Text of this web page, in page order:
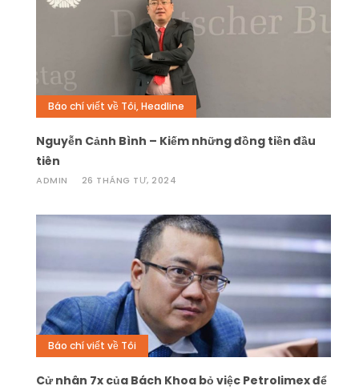
Báo chí viết về Tôi,Headline
Nguyễn Cảnh Bình – Kiếm những đồng tiền đầu
tiên
ADMIN 26 THÁNG TƯ, 2024
Báo chí viết về Tôi
Cử nhân 7x của Bách Khoa bỏ việc Petrolimex để